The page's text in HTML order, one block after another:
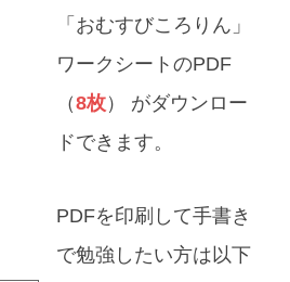
「おむすびころりん」
ワークシートのPDF
（8枚） がダウンロー
ドできます。
PDFを印刷して手書き
で勉強したい方は以下